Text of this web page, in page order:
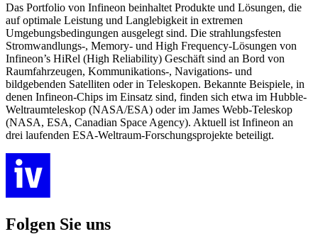
Das Portfolio von Infineon beinhaltet Produkte und Lösungen, die
auf optimale Leistung und Langlebigkeit in extremen
Umgebungsbedingungen ausgelegt sind. Die strahlungsfesten
Stromwandlungs-, Memory- und High Frequency-Lösungen von
Infineon’s HiRel (High Reliability) Geschäft sind an Bord von
Raumfahrzeugen, Kommunikations-, Navigations- und
bildgebenden Satelliten oder in Teleskopen. Bekannte Beispiele, in
denen Infineon-Chips im Einsatz sind, finden sich etwa im Hubble-
Weltraumteleskop (NASA/ESA) oder im James Webb-Teleskop
(NASA, ESA, Canadian Space Agency). Aktuell ist Infineon an
drei laufenden ESA-Weltraum-Forschungsprojekte beteiligt.
Folgen Sie uns